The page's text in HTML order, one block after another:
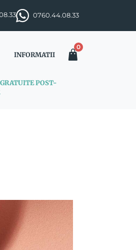
0760.44.08.33
INFORMATII
0
POST-